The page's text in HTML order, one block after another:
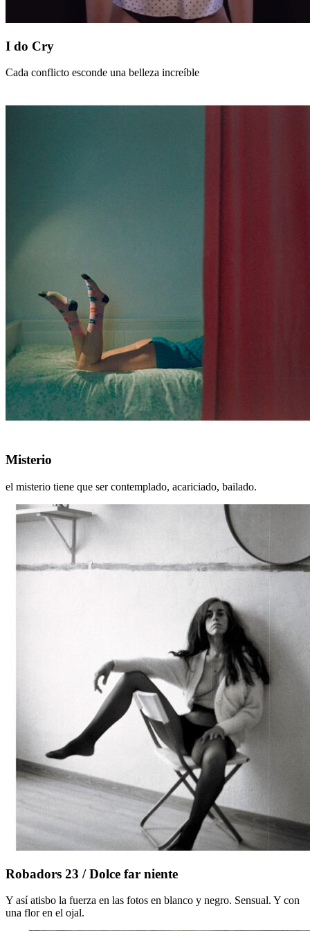
I
Cry
I do Cry
Cada conflicto esconde una belleza increíble
Misterio
Misterio
el misterio tiene que ser contemplado, acariciado, bailado.
Robadors
/
Dolce
Robadors 23 / Dolce far niente
Y así atisbo la fuerza en las fotos en blanco y negro. Sensual. Y con
una flor en el ojal.